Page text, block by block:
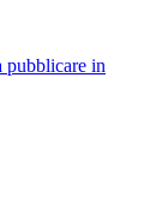
in